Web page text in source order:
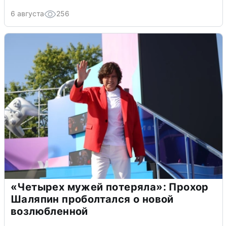
6 августа 256
«Четырех мужей потеряла»: Прохор
Шаляпин проболтался о новой
возлюбленной